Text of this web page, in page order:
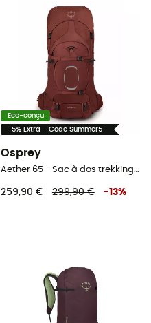
Eco-conçu
-5% Extra - Code Summer5
Osprey
Aether 65 - Sac à dos trekking homme
259,90 € 299,90 € -13%